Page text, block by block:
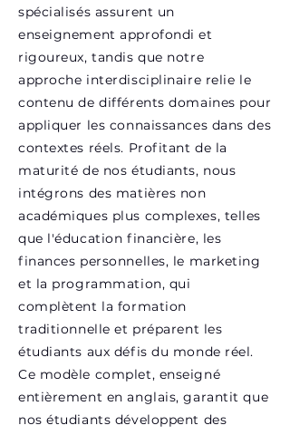
spécialisés assurent un
enseignement approfondi et
rigoureux, tandis que notre
approche interdisciplinaire relie le
contenu de différents domaines pour
appliquer les connaissances dans des
contextes réels. Profitant de la
maturité de nos étudiants, nous
intégrons des matières non
académiques plus complexes, telles
que l'éducation financière, les
finances personnelles, le marketing
et la programmation, qui
complètent la formation
traditionnelle et préparent les
étudiants aux défis du monde réel.
Ce modèle complet, enseigné
entièrement en anglais, garantit que
nos étudiants développent des